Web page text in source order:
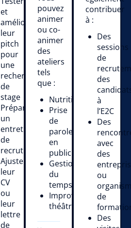
et
améliorer
leur
pitch
pour
une
recherche
de
stage
Préparer
un
entretien
de
recrutement
Ajuster
leur
CV
ou
leur
lettre
de
pouvez
animer
ou co-
animer
des
ateliers
tels
que :
Nutrition
Prise
de
parole
en
public
Gestion
du
temps
Improvisation
théâtrale
contribuer
à :
Des
sessions
de
des
à
l’E2C
Des
avec
des
ou
de
Des